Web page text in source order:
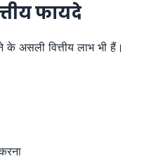
फायदे
असली वित्तीय लाभ भी हैं।